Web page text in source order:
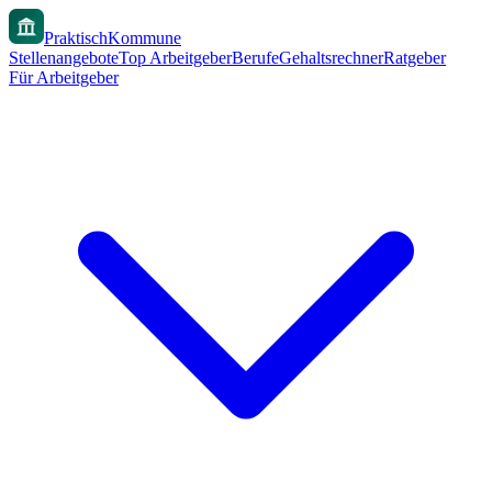
PraktischKommune
StellenangeboteTop ArbeitgeberBerufeGehaltsrechnerRatgeber
Für Arbeitgeber